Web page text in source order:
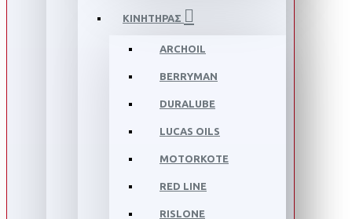
ΚΙΝΗΤΗΡΑΣ
ARCHOIL
BERRYMAN
DURALUBE
LUCAS OILS
MOTORKOTE
RED LINE
RISLONE